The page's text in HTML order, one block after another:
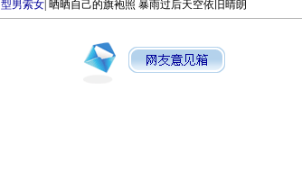
型男索女 晒晒自己的旗袍照 暴雨过后天空依旧晴朗